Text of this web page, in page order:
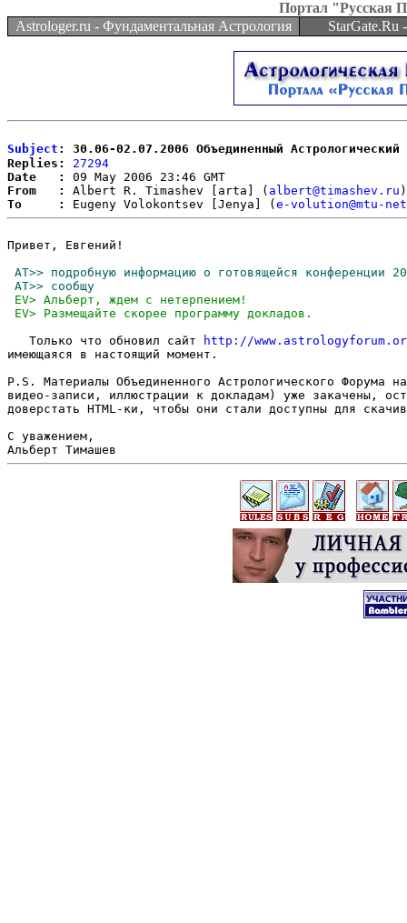
Портал "Русская
Astrologer.ru - Фундаментальная Астрология
StarGate.Ru
Subject : 30.06-02.07.2006 Объединенный
Replies:
27294
Date   :
From   :
Albert R. Timashev [arta] ( albert@timashev.ru
To     :
Eugeny Volokontsev [Jenya] ( e-volution@mtu-
Привет, Евгений!
   Только что обновил сайт
http://
имеющаяся в настоящий момент.
P.S. Материалы Объединенного Астрологического Форума
видео-записи, иллюстрации к докладам) уже закачены,
доверстать HTML-ки, чтобы они стали доступны для
С уважением,